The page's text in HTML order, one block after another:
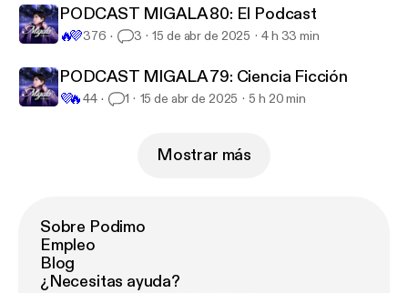
PODCAST MIGALA 80: El Podcast
🔥💜376 3 15 de abr de 2025 4 h 33 min
PODCAST MIGALA 79: Ciencia Ficción
💜🔥44 1 15 de abr de 2025 5 h 20 min
Mostrar más
Sobre Podimo
Empleo
Blog
¿Necesitas ayuda?